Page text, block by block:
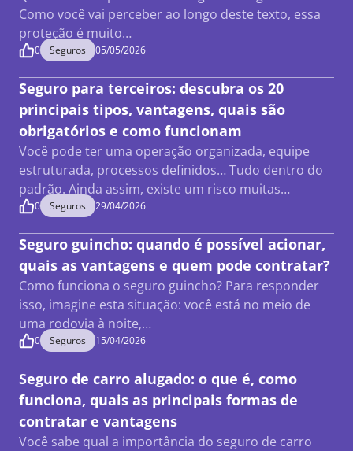
Como você vai perceber ao longo deste texto, essa
proteção é muito…
0 Seguros 05/05/2026
Seguro para terceiros: descubra os 20
principais tipos, vantagens, quais são
obrigatórios e como funcionam
Você pode ter uma operação organizada, equipe
estruturada, processos definidos… Tudo dentro do
padrão. Ainda assim, existe um risco muitas…
0 Seguros 29/04/2026
Seguro guincho: quando é possível acionar,
quais as vantagens e quem pode contratar?
Como funciona o seguro guincho? Para responder
isso, imagine esta situação: você está no meio de
uma rodovia à noite,…
0 Seguros 15/04/2026
Seguro de carro alugado: o que é, como
funciona, quais as principais formas de
contratar e vantagens
Você sabe qual a importância do seguro de carro